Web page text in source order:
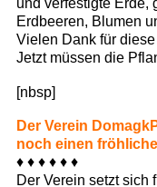
Erdbeeren, Blumen
Vielen Dank für diese
Jetzt müssen die
[nbsp]
Der Verein
noch einen
♦ ♦ ♦ ♦ ♦ ♦
Der Verein setzt sich